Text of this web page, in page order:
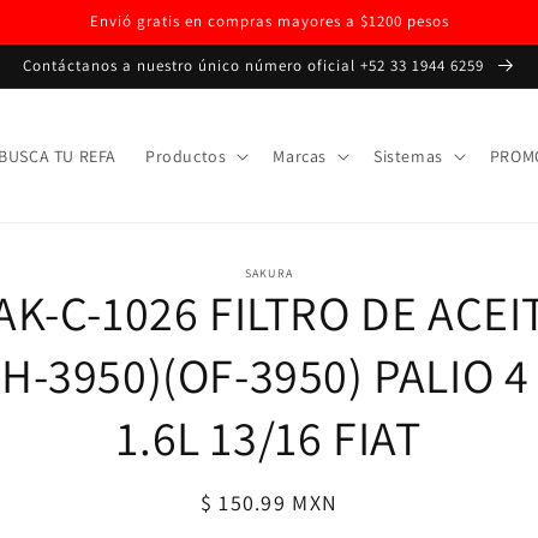
Envió gratis en compras mayores a $1200 pesos
Contáctanos a nuestro único número oficial +52 33 1944 6259
BUSCA TU REFA Productos Marcas Sistemas
SAKURA
C-1026 FILTRO DE
3950)(OF-3950) PALIO
1.6L 13/16 FIAT
Precio
$ 150.99 MXN